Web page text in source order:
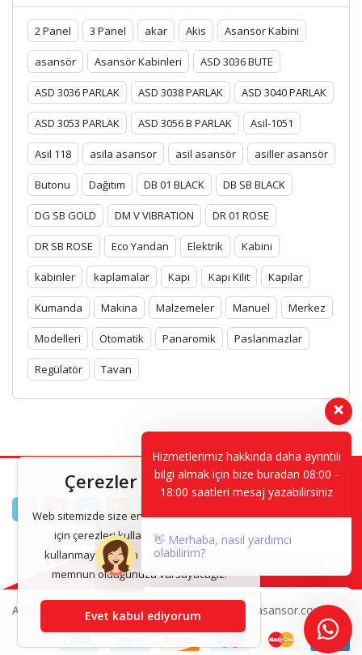
2 Panel 3 Panel akar Akis Asansor Kabini
asansör Asansör Kabinleri ASD 3036 BUTE
ASD 3036 PARLAK ASD 3038 PARLAK ASD 3040 PARLAK
ASD 3053 PARLAK ASD 3056 B PARLAK Asil-1051
Asil 118 asila asansor asil asansör asiller asansör
Butonu Dağıtım DB 01 BLACK DB SB BLACK
DG SB GOLD DM V VIBRATION DR 01 ROSE
DR SB ROSE Eco Yandan Elektrik Kabini
kabinler kaplamalar Kapı Kapı Kilit Kapılar
Kumanda Makina Malzemeler Manuel Merkez
Modelleri Otomatik Panaromik Paslanmazlar
Regülatör Tavan
Asilasansor & Asansor Kabinleri 2025 www.asilasansor.com
Hizmetlerimiz hakkında daha ayrıntılı
18:00 saatleri mesaj yazabilirsiniz
👋 Merhaba, nasıl yardımcı
olabilirim?
Çerezler Bildirimi
Web sitemizde size en iyi deneyimi sunmak
için çerezleri kullanıyoruz. Bu siteyi
kullanmaya devam ederseniz, bundan
memnun olduğunuzu varsayacağız.
Evet kabul ediyorum